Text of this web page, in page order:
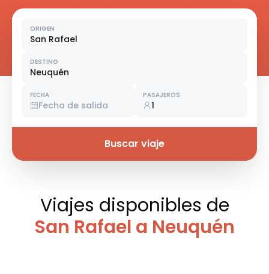
ORIGEN
San Rafael
DESTINO
Neuquén
FECHA
Fecha de salida
PASAJEROS
1
Buscar viaje
Viajes disponibles de
San Rafael a Neuquén